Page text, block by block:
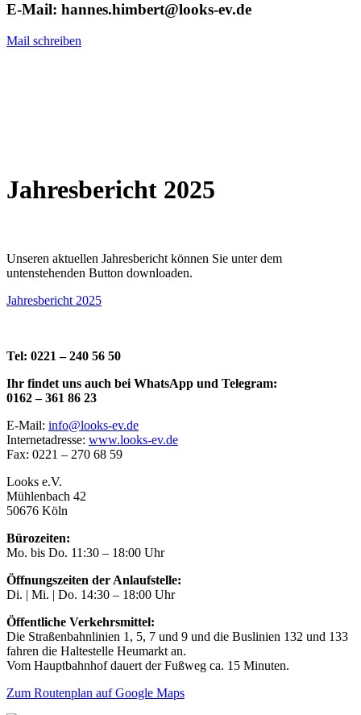
E-Mail: hannes.himbert@looks-ev.de
Mail schreiben
Jahresbericht 2025
Unseren aktuellen Jahresbericht können Sie unter dem
untenstehenden Button downloaden.
Jahresbericht 2025
Tel: 0221 – 240 56 50
Ihr findet uns auch bei WhatsApp und Telegram:
0162 – 361 86 23
E-Mail: info@looks-ev.de
Internetadresse: www.looks-ev.de
Fax: 0221 – 270 68 59
Looks e.V.
Mühlenbach 42
50676 Köln
Bürozeiten:
Mo. bis Do. 11:30 – 18:00 Uhr
Öffnungszeiten der Anlaufstelle:
Di. | Mi. | Do. 14:30 – 18:00 Uhr
Öffentliche Verkehrsmittel:
Die Straßenbahnlinien 1, 5, 7 und 9 und die Buslinien 132 und 133
fahren die Haltestelle Heumarkt an.
Vom Hauptbahnhof dauert der Fußweg ca. 15 Minuten.
Zum Routenplan auf Google Maps